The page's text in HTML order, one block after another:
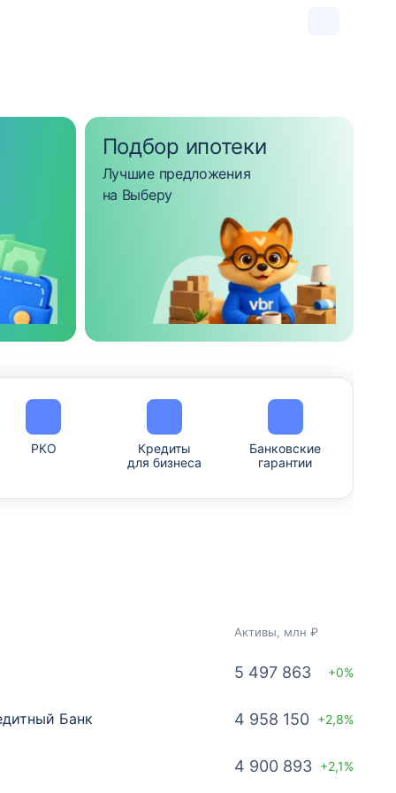
Подбор ипотеки
Лучшие предложения
на Выберу
РКО
Кредиты
для бизнеса
Банковские
гарантии
Активы, млн ₽
5 497 863 +0%
Банк 4 958 150 +2,8%
4 900 893 +2,1%